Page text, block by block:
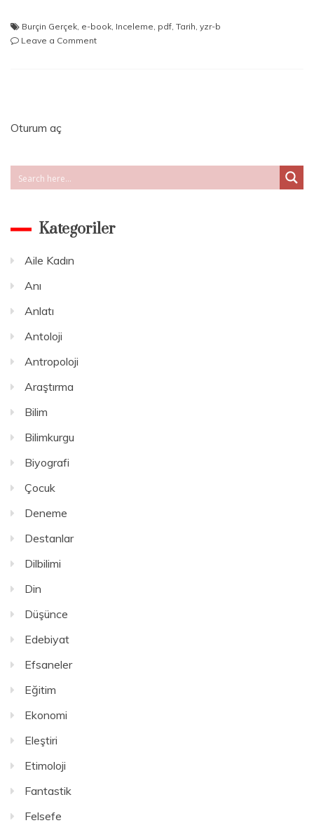
Burçin Gerçek, e-book, Inceleme, pdf, Tarih, yzr-b
Leave a Commenton
Oturum aç
Kategoriler
Aile Kadın
Anı
Anlatı
Antoloji
Antropoloji
Araştırma
Bilim
Bilimkurgu
Biyografi
Çocuk
Deneme
Destanlar
Dilbilimi
Din
Düşünce
Edebiyat
Efsaneler
Eğitim
Ekonomi
Eleştiri
Etimoloji
Fantastik
Felsefe